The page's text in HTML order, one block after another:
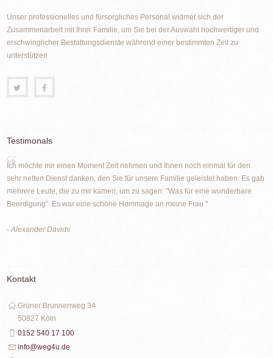
Unser professionelles und fürsorgliches Personal widmet sich der
Zusammenarbeit mit Ihrer Familie, um Sie bei der Auswahl hochwertiger und
erschwinglicher Bestattungsdienste während einer bestimmten Zeit zu
unterstützen
Testimonals
Ich möchte mir einen Moment Zeit nehmen und Ihnen noch einmal für den
sehr netten Dienst danken, den Sie für unsere Familie geleistet haben. Es gab
mehrere Leute, die zu mir kamen, um zu sagen: "Was für eine wunderbare
Beerdigung". Es war eine schöne Hommage an meine Frau."
- Alexander Davids
Kontakt
Grüner Brunnenweg 34
50827 Köln
0152 540 17 100
info@weg4u.de